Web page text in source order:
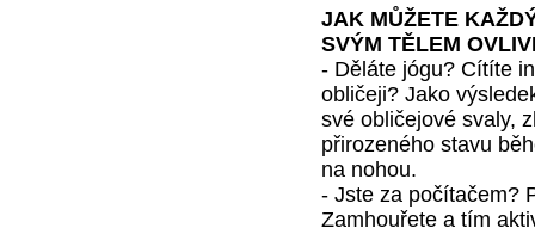
JAK MŮŽETE
SVÝM TĚLEM
- Děláte jógu? Cítíte
obličeji? Jako
své obličejové svaly,
přirozeného stavu
na nohou.
- Jste za počítačem?
Zamhouřete a tím